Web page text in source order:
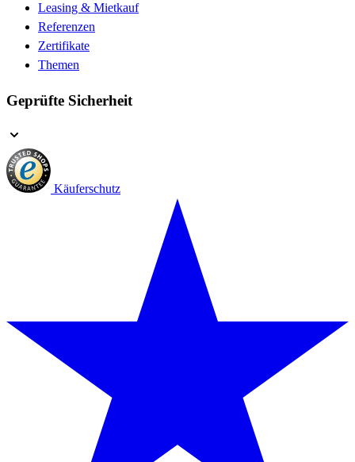
Leasing & Mietkauf
Referenzen
Zertifikate
Themen
Geprüfte Sicherheit
Käuferschutz